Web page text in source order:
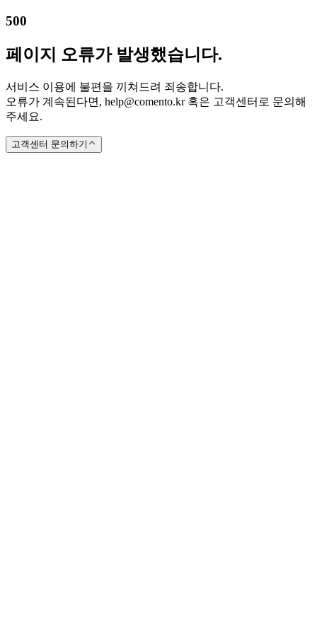
500
페이지 오류가 발생했습니다.
서비스 이용에 불편을 끼쳐드려 죄송합니다.
오류가 계속된다면, help@comento.kr 혹은 고객센터로 문의해
주세요.
고객센터 문의하기